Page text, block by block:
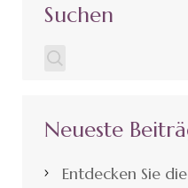
Suchen
Neueste
Entdecken Sie